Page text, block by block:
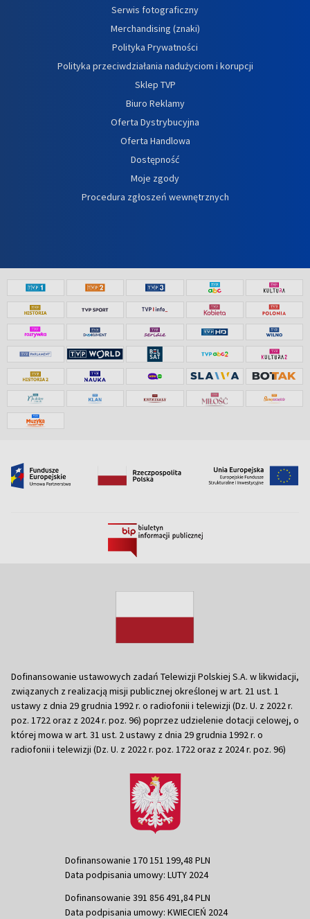
Serwis fotograficzny
Merchandising (znaki)
Polityka Prywatności
Polityka przeciwdziałania nadużyciom i korupcji
Sklep TVP
Biuro Reklamy
Oferta Dystrybucyjna
Oferta Handlowa
Dostępność
Moje zgody
Procedura zgłoszeń wewnętrznych
Dofinansowanie ustawowych zadań Telewizji Polskiej S.A. w likwidacji,
związanych z realizacją misji publicznej określonej w art. 21 ust. 1
ustawy z dnia 29 grudnia 1992 r. o radiofonii i telewizji (Dz. U. z 2022 r.
poz. 1722 oraz z 2024 r. poz. 96) poprzez udzielenie dotacji celowej, o
której mowa w art. 31 ust. 2 ustawy z dnia 29 grudnia 1992 r. o
radiofonii i telewizji (Dz. U. z 2022 r. poz. 1722 oraz z 2024 r. poz. 96)
Dofinansowanie 170 151 199,48 PLN
Data podpisania umowy: LUTY 2024
Dofinansowanie 391 856 491,84 PLN
Data podpisania umowy: KWIECIEŃ 2024